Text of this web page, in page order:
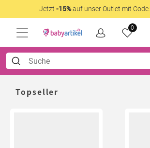
Jetzt -15%auf unser Outlet mit Code:
0
Topseller